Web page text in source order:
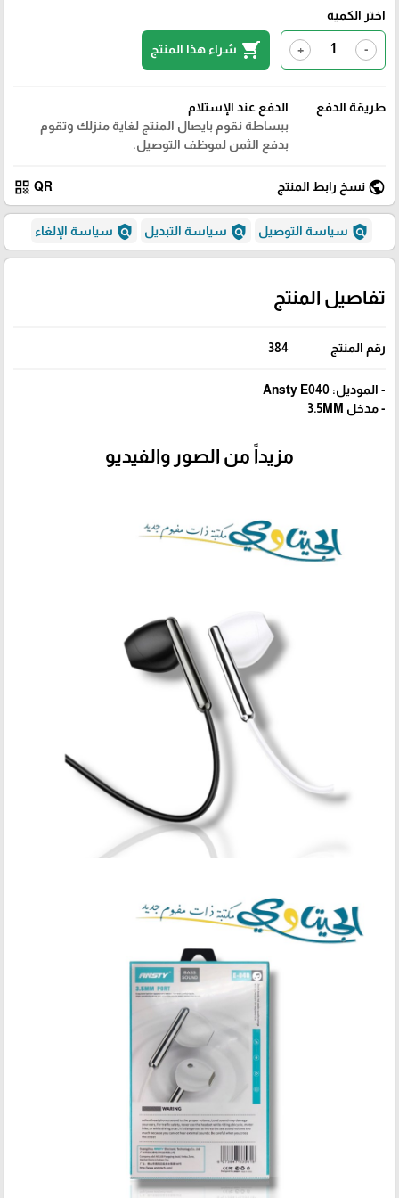
اختر الكمية
-
+
shopping_cart شراء هذا المنتج
طريقة الدفع
الدفع عند الإستلام
ببساطة نقوم بايصال المنتج لغاية منزلك وتقوم
بدفع الثمن لموظف التوصيل.
public نسخ رابط المنتج QR
qr_code
policy سياسة التوصيل policy سياسة التبديل policy سياسة الإلغاء
تفاصيل المنتج
رقم المنتج 384
- الموديل: Ansty E040
- مدخل 3.5MM
مزيداً من الصور والفيديو